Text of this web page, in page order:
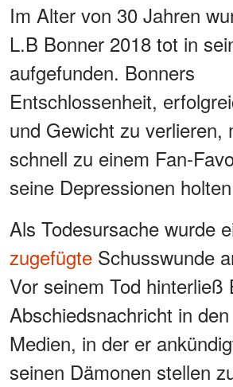
Im Alter von 30 Jahren
L.B Bonner 2018 tot in
aufgefunden. Bonners
Entschlossenheit,
und Gewicht zu verlieren,
schnell zu einem Fan-
seine Depressionen
Als Todesursache wurde
zugefügte Schusswunde
Vor seinem Tod hinterließ
Abschiedsnachricht in
Medien, in der er
seinen Dämonen stellen